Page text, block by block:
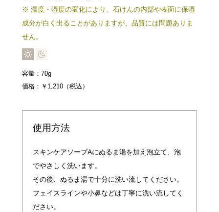
※ 温度・湿度の変化により、石けんの内部や表面に保湿
成分が白く出ることがありますが、品質には問題ありま
せん。
容量：70g
価格：￥1,210（税込）
使用方法
スキンケアソープAにぬるま湯を加え泡立て、泡
でやさしく洗います。
その後、ぬるま湯で十分に洗い流してください。
フェイスラインや小鼻などは丁寧に洗い流してく
ださい。